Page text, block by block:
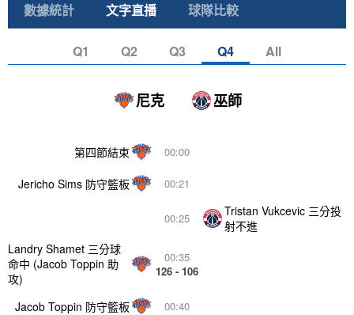
數據統計 文字直播 球隊比較
Q1 Q2 Q3 Q4 All
尼克 巫師
00:40
Jacob Toppin 防守籃板
00:35
126 - 106
Landry Shamet 三分球
命中 (Jacob Toppin 助
攻)
00:25
Tristan Vukcevic 三分投
射不進
00:21
Jericho Sims 防守籃板
00:00
第四節結束